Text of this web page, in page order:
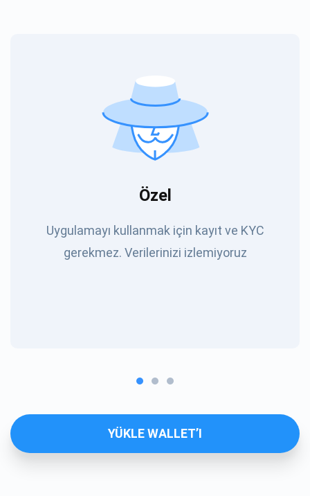
Özel
Uygulamayı kullanmak için kayıt ve KYC
gerekmez. Verilerinizi izlemiyoruz
YÜKLE WALLET’I